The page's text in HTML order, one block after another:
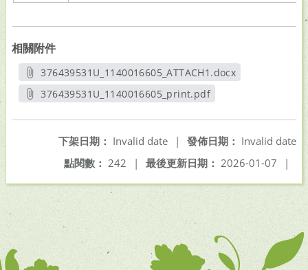
相關附件
376439531U_1140016605_ATTACH1.docx
另開新視窗
376439531U_1140016605_print.pdf
發佈日期： Invalid date
下架日期： Invalid date
|
最後更新日期： 2026-01-07 |
點閱數： 242 |